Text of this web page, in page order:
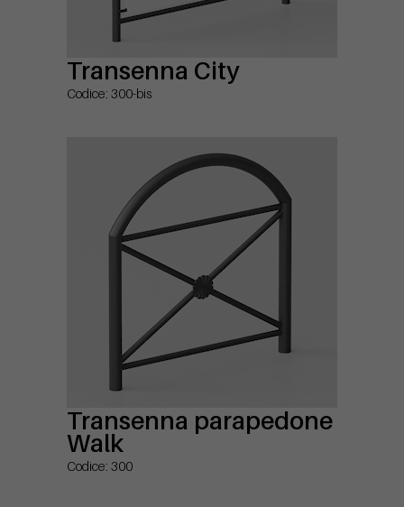
Transenna City
Codice: 300-bis
Transenna parapedone
Walk
Codice: 300